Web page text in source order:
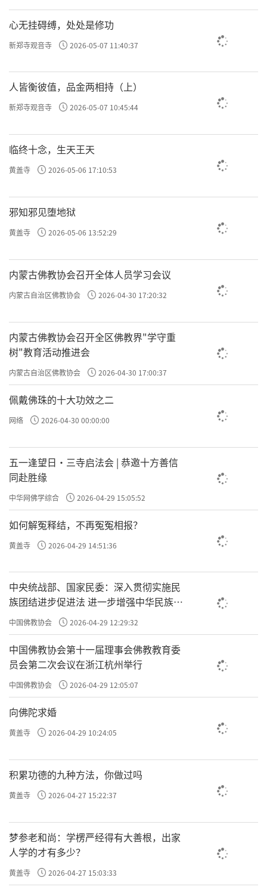
许方勇解读《了凡四训》（二七）
许方勇解读《了凡四训》（三零）
心无挂碍缚，处处是修功
新郑寺观音寺 2026-05-07 11:40:37
人皆衡彼值，品金两相持（上）
新郑寺观音寺 2026-05-07 10:45:44
临终十念，生天王天
黄盖寺 2026-05-06 17:10:53
邪知邪见堕地狱
黄盖寺 2026-05-06 13:52:29
内蒙古佛教协会召开全体人员学习会议
内蒙古自治区佛教协会 2026-04-30 17:20:32
内蒙古佛教协会召开全区佛教界"学守重
树"教育活动推进会
内蒙古自治区佛教协会 2026-04-30 17:00:37
佩戴佛珠的十大功效之二
网络 2026-04-30 00:00:00
五一逢望日・三寺启法会 | 恭邀十方善信
同赴胜缘
中华网佛学综合 2026-04-29 15:05:52
如何解冤释结，不再冤冤相报？
黄盖寺 2026-04-29 14:51:36
中央统战部、国家民委：深入贯彻实施民
族团结进步促进法 进一步增强中华民族凝
聚力向心力
中国佛教协会 2026-04-29 12:29:32
中国佛教协会第十一届理事会佛教教育委
员会第二次会议在浙江杭州举行
中国佛教协会 2026-04-29 12:05:07
向佛陀求婚
黄盖寺 2026-04-29 10:24:05
积累功德的九种方法，你做过吗
黄盖寺 2026-04-27 15:22:37
梦参老和尚：学楞严经得有大善根，出家
人学的才有多少？
黄盖寺 2026-04-27 15:03:33